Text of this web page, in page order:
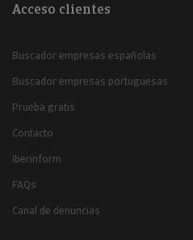
Acceso clientes
Buscador empresas españolas
Buscador empresas portuguesas
Prueba gratis
Contacto
Iberinform
FAQs
Canal de denuncias